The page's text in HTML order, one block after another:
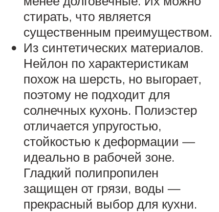
стирать, что является
существенным преимуществом.
Из синтетических материалов.
Нейлон по характеристикам
похож на шерсть, но выгорает,
поэтому не подходит для
солнечных кухонь. Полиэстер
отличается упругостью,
стойкостью к деформации —
идеально в рабочей зоне.
Гладкий полипропилен
защищен от грязи, воды —
прекрасный выбор для кухни.